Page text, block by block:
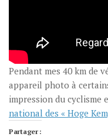
Pendant mes 40 km de
appareil photo à
impression du cyclisme
national des « Hoge
Partager :